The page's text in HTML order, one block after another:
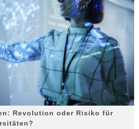
Revolution oder Risiko für